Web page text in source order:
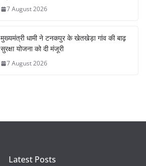
7 August 2026
मुख्यमंत्री धामी ने टनकपुर के खेतखेड़ा गांव की बाढ़
सुरक्षा योजना को दी मंजूरी
7 August 2026
Latest Posts